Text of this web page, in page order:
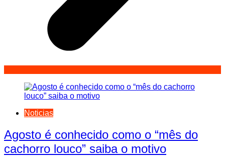
Noticias
Agosto é conhecido como o “mês do
cachorro louco” saiba o motivo